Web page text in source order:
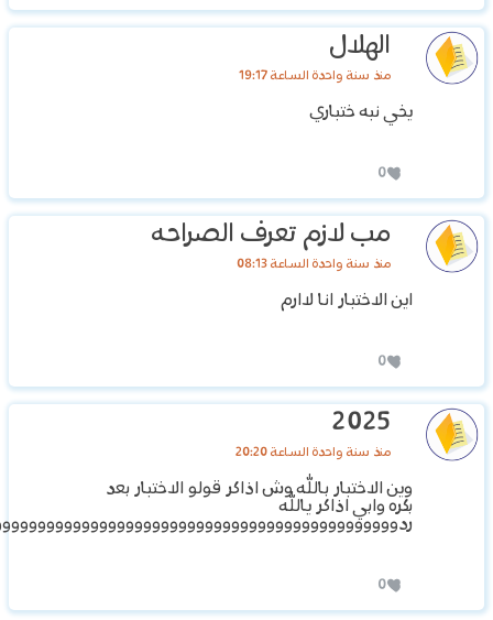
الهلال
منذ سنة واحدة الساعة 19:17
يخي نبه ختباري
0
مب لازم تعرف الصراحه
منذ سنة واحدة الساعة 08:13
اين الاختبار انا لاارم
0
2025
منذ سنة واحدة الساعة 20:20
وين الاختبار بالله وش اذاكر قولو الاختبار بعد
بكره وابي اذاكر يالله
0